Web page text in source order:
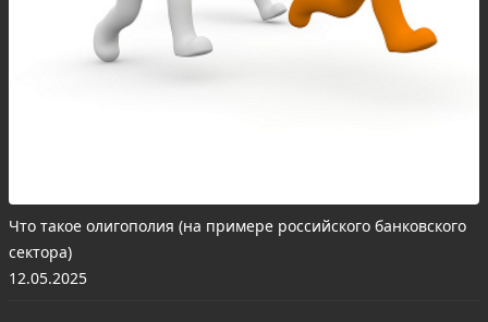
Что такое олигополия (на примере российского банковского
сектора)
12.05.2025